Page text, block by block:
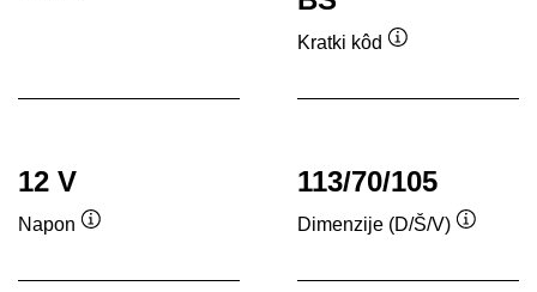
Kratki kôd
12 V
Napon
113/70/105
Dimenzije (D/Š/V)